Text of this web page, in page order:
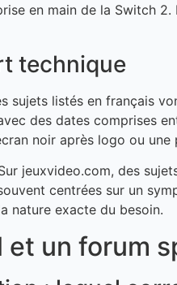
en main de la Switch
technique
listés en français
des dates comprises
noir après logo ou une
jeuxvideo.com, des
centrées sur un
nature exacte du besoin.
un forum